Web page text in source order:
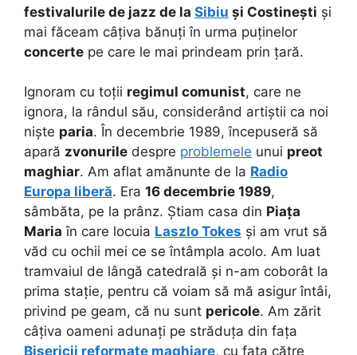
festivalurile de jazz de la Sibiu și Costinești și
mai făceam câțiva bănuți în urma puținelor
concerte pe care le mai prindeam prin țară.
Ignoram cu toții regimul comunist, care ne
ignora, la rândul său, considerând artiștii ca noi
niște paria. În decembrie 1989, începuseră să
apară zvonurile despre problemele unui preot
maghiar. Am aflat amănunte de la Radio
Europa liberă. Era 16 decembrie 1989,
sâmbăta, pe la prânz. Știam casa din Piața
Maria în care locuia Laszlo Tokes și am vrut să
văd cu ochii mei ce se întâmpla acolo. Am luat
tramvaiul de lângă catedrală și n-am coborât la
prima stație, pentru că voiam să mă asigur întâi,
privind pe geam, că nu sunt pericole. Am zărit
câțiva oameni adunați pe străduța din fața
Bisericii reformate maghiare, cu fața către